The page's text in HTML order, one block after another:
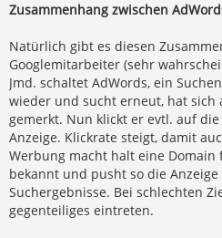
Zusammenhang zwischen
Natürlich gibt es diesen
Googlemitarbeiter (sehr
Jmd. schaltet AdWords, ein
wieder und sucht erneut, hat sich
gemerkt. Nun klickt er evtl. auf
Anzeige. Klickrate steigt, damit
Werbung macht halt eine Domain
bekannt und pusht so die Anzeige
Suchergebnisse. Bei schlechten
gegenteiliges eintreten.